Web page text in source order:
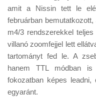
Érdekességek
Helyszíni Riport
E-BB
amit a Nissin tett le
februárban
m4/3 rendszerekkel
villanó zoomfejjel lett
tartományt fed le. A
hanem TTL módban is
fokozatban képes
egyaránt.